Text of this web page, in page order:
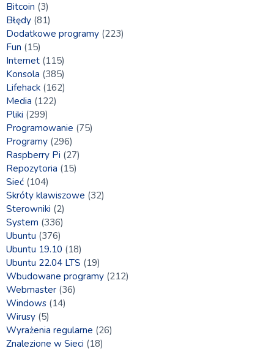
Bitcoin (3)
Błędy (81)
Dodatkowe programy (223)
Fun (15)
Internet (115)
Konsola (385)
Lifehack (162)
Media (122)
Pliki (299)
Programowanie (75)
Programy (296)
Raspberry Pi (27)
Repozytoria (15)
Sieć (104)
Skróty klawiszowe (32)
Sterowniki (2)
System (336)
Ubuntu (376)
Ubuntu 19.10 (18)
Ubuntu 22.04 LTS (19)
Wbudowane programy (212)
Webmaster (36)
Windows (14)
Wirusy (5)
Wyrażenia regularne (26)
Znalezione w Sieci (18)